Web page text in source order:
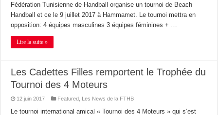
Fédération Tunisienne de Handball organise un tournoi de Beach
Handball et ce le 9 juillet 2017 à Hammamet. Le tournoi mettra en
opposition: 4 équipes masculines 3 équipes féminines + …
Lire la suite »
Les Cadettes Filles remportent le Trophée du
Tournoi des 4 Moteurs
12 juin 2017 Featured Les News de la FTHB
Le tournoi international amical « Tournoi des 4 Moteurs » qui s’est